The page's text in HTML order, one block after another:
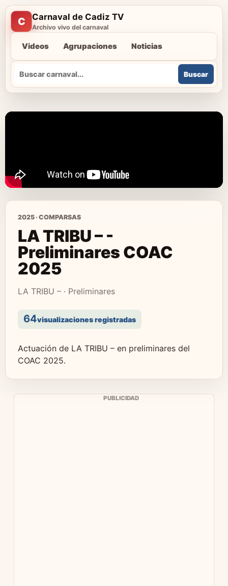
C Carnaval de Cadiz TV
Archivo vivo del carnaval
Videos Agrupaciones Noticias
Buscar
Buscar
2025 · COMPARSAS
LA TRIBU – -
Preliminares COAC
2025
LA TRIBU – · Preliminares
64visualizaciones registradas
Actuación de LA TRIBU – en preliminares del
COAC 2025.
PUBLICIDAD